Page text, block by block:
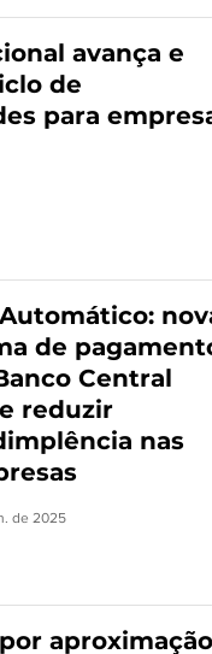
avança e
de
para
nova
de pagamento
Central
reduzir
nas
de 2025
aproximação